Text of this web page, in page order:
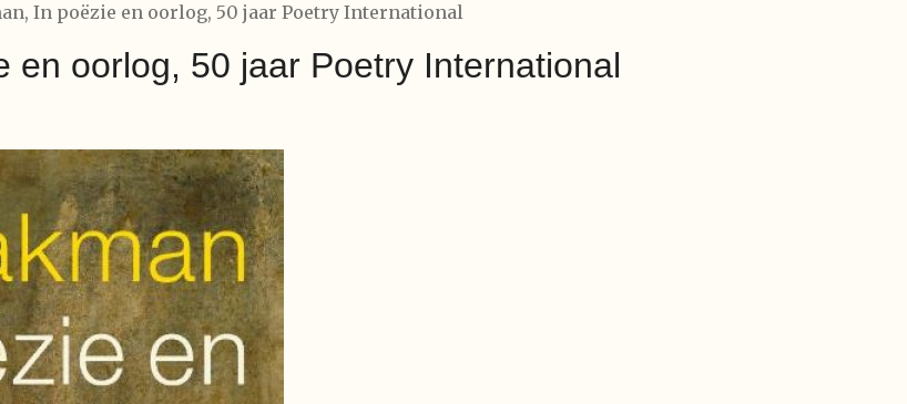
In poëzie en oorlog, 50 jaar Poetry International
en oorlog, 50 jaar Poetry International